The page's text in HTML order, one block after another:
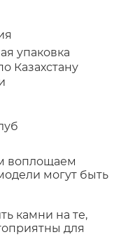
упаковка
Казахстану
воплощаем
могут быть
камни на те,
для